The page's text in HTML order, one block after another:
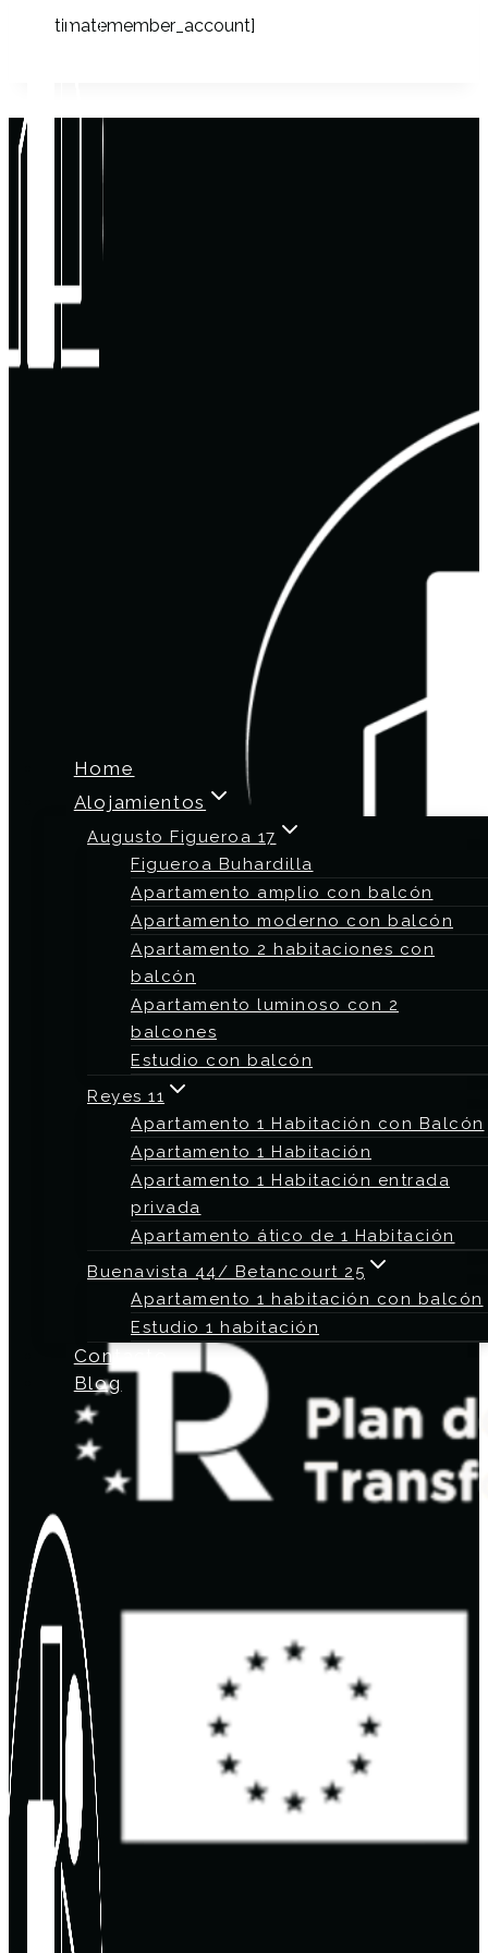
Home
Alojamientos
Augusto Figueroa 17
Figueroa Buhardilla
Apartamento amplio con balcón
Apartamento moderno con balcón
Apartamento 2 habitaciones con
balcón
Apartamento luminoso con 2
balcones
Estudio con balcón
Reyes 11
Apartamento 1 Habitación con Balcón
Apartamento 1 Habitación
Apartamento 1 Habitación entrada
privada
Apartamento ático de 1 Habitación
Buenavista 44/ Betancourt 25
Apartamento 1 habitación con balcón
Estudio 1 habitación
Contacto
Blog
[ultimatemember_account]